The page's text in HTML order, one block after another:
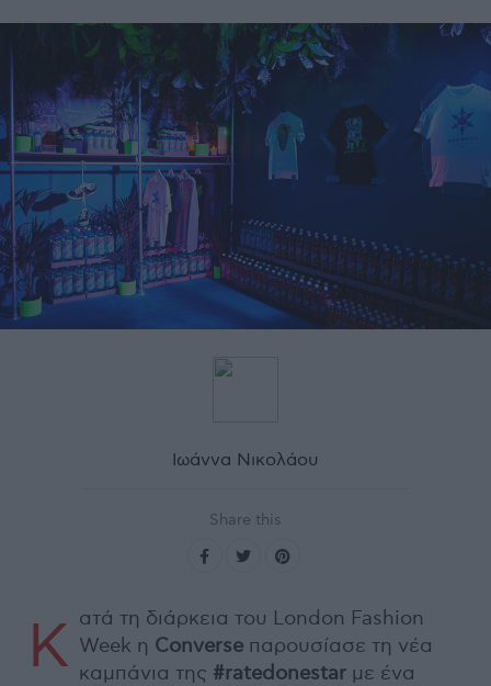
Ιωάννα Νικολάου
Share this
Κ ατά τη διάρκεια του London Fashion
Week η Converse παρουσίασε τη νέα
καμπάνια της #ratedonestar με ένα